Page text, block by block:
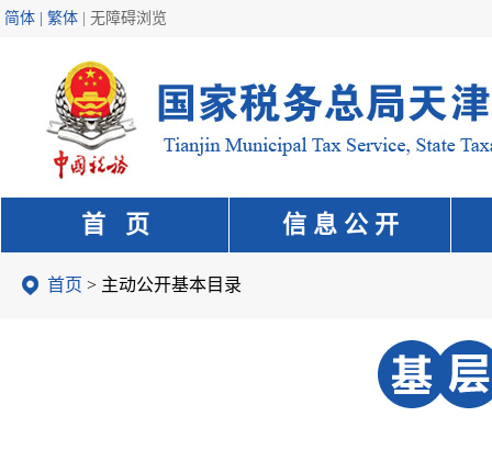
简体 | 繁体 无障碍浏览
首 页 信 息 公 开
首页 > 主动公开基本目录